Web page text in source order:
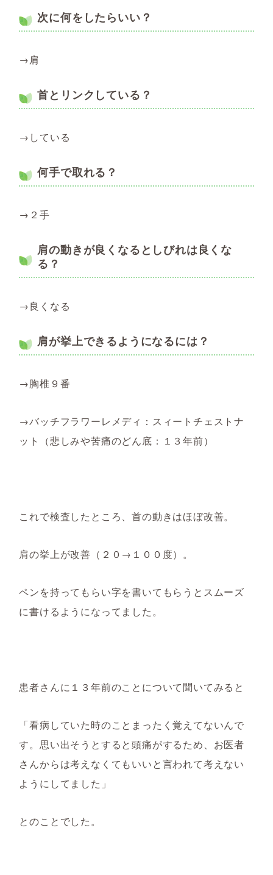
次に何をしたらいい？
→肩
首とリンクしている？
→している
何手で取れる？
→２手
肩の動きが良くなるとしびれは良くな
る？
→良くなる
肩が挙上できるようになるには？
→胸椎９番
→バッチフラワーレメディ：スィートチェストナ
ット（悲しみや苦痛のどん底：１３年前）
これで検査したところ、首の動きはほぼ改善。
肩の挙上が改善（２０→１００度）。
ペンを持ってもらい字を書いてもらうとスムーズ
に書けるようになってました。
患者さんに１３年前のことについて聞いてみると
「看病していた時のことまったく覚えてないんで
す。思い出そうとすると頭痛がするため、お医者
さんからは考えなくてもいいと言われて考えない
ようにしてました」
とのことでした。